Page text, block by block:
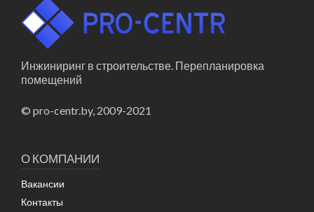
Инжиниринг в строительстве. Перепланировка
помещений
© pro-centr.by, 2009-2021
О КОМПАНИИ
Вакансии
Контакты